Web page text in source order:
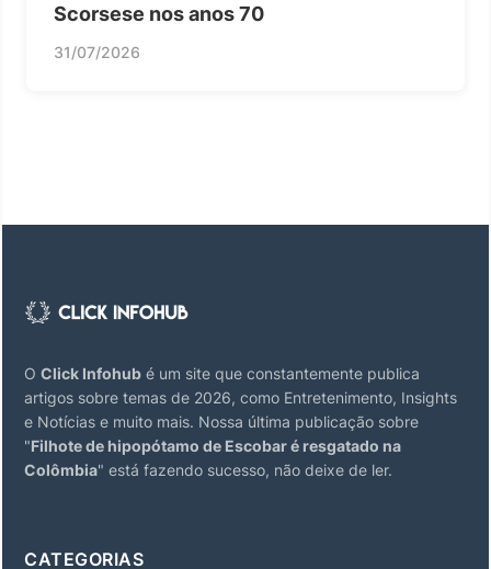
Scorsese nos anos 70
31/07/2026
O Click Infohub é um site que constantemente publica
artigos sobre temas de 2026, como Entretenimento, Insights
e Notícias e muito mais. Nossa última publicação sobre
"Filhote de hipopótamo de Escobar é resgatado na
Colômbia" está fazendo sucesso, não deixe de ler.
CATEGORIAS